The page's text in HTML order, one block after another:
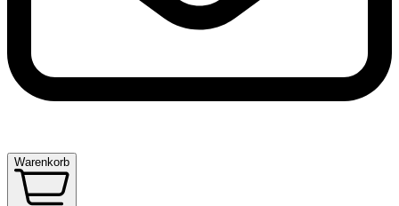
Warenkorb